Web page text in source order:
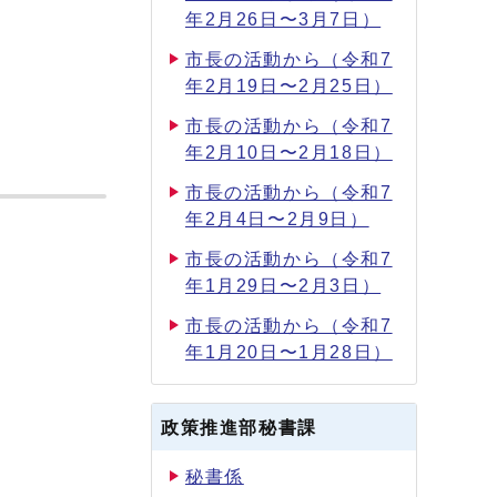
年2月26日〜3月7日）
市長の活動から（令和7
年2月19日〜2月25日）
市長の活動から（令和7
年2月10日〜2月18日）
市長の活動から（令和7
年2月4日〜2月9日）
市長の活動から（令和7
年1月29日〜2月3日）
市長の活動から（令和7
年1月20日〜1月28日）
政策推進部秘書課
秘書係